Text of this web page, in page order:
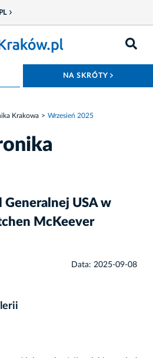
PL
NA SKRÓTY
Krakowa Wrzesień 2025
USA w
McKeever
Data: 2025-09-08